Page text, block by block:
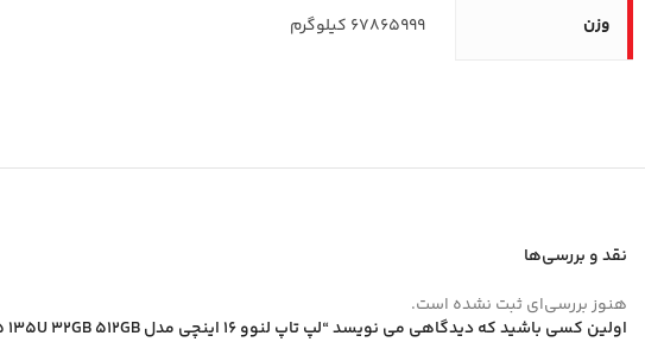
وزن 67865999 کیلوگرم
نقد و بررسی‌ها
هنوز بررسی‌ای ثبت نشده است.
اولین کسی باشید که دیدگاهی می نویسد “لپ تاپ لنوو 16 اینچی مدل ThinkPad L16 Gen 1 Ultra 5 135U 32GB 512GB”